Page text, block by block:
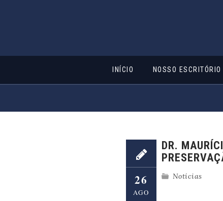
content
INÍCIO NOSSO ESCRITÓRIO
26
AGO
DR.
Notícias